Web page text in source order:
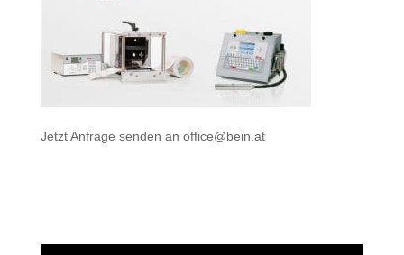
Jetzt Anfrage senden an office@bein.at